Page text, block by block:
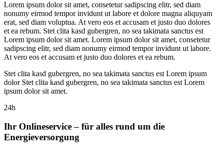
Lorem ipsum dolor sit amet, consetetur sadipscing elitr, sed diam
nonumy eirmod tempor invidunt ut labore et dolore magna aliquyam
erat, sed diam voluptua. At vero eos et accusam et justo duo dolores
et ea rebum. Stet clita kasd gubergren, no sea takimata sanctus est
Lorem ipsum dolor sit amet. Lorem ipsum dolor sit amet, consetetur
sadipscing elitr, sed diam nonumy eirmod tempor invidunt ut labore.
At vero eos et accusam et justo duo dolores et ea rebum.
Stet clita kasd gubergren, no sea takimata sanctus est Lorem ipsum
dolor Stet clita kasd gubergren, no sea takimata sanctus est Lorem
ipsum dolor sit amet.
24h
Ihr Onlineservice – für alles rund um die
Energieversorgung